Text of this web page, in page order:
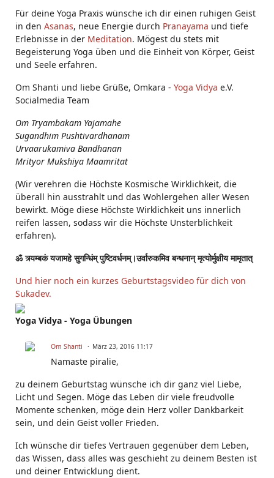
Für deine Yoga Praxis wünsche ich dir einen ruhigen Geist
in den Asanas, neue Energie durch Pranayama und tiefe
Erlebnisse in der Meditation. Mögest du stets mit
Begeisterung Yoga üben und die Einheit von Körper, Geist
und Seele erfahren.
Om Shanti und liebe Grüße, Omkara - Yoga Vidya e.V.
Socialmedia Team
Om Tryambakam Yajamahe
Sugandhim Pushtivardhanam
Urvaarukamiva Bandhanan
Mrityor Mukshiya Maamritat
(Wir verehren die Höchste Kosmische Wirklichkeit, die
überall hin ausstrahlt und das Wohlergehen aller Wesen
bewirkt. Möge diese Höchste Wirklichkeit uns innerlich
reifen lassen, sodass wir die Höchste Unsterblichkeit
erfahren).
ॐ त्र्यम्बकं यजामहे सुगन्धिंम् पुष्टिवर्धनम्।उर्वारुकमिव बन्धनान् मृत्योर्मुक्षीय मामृतात्
Und hier noch ein kurzes Geburtstagsvideo für dich von
Sukadev.
Yoga Vidya - Yoga Übungen
Om Shanti März 23, 2016 11:17
Namaste piralie,
zu deinem Geburtstag wünsche ich dir ganz viel Liebe,
Licht und Segen. Möge das Leben dir viele freudvolle
Momente schenken, möge dein Herz voller Dankbarkeit
sein, und dein Geist voller Frieden.
Ich wünsche dir tiefes Vertrauen gegenüber dem Leben,
das Wissen, dass alles was geschieht zu deinem Besten ist
und deiner Entwicklung dient.